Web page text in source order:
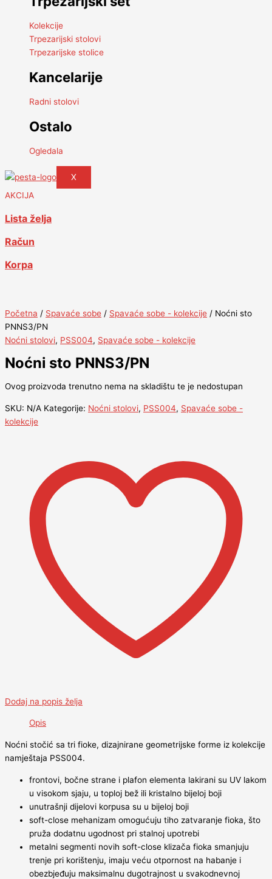
Kolekcije
Trpezarijski stolovi
Trpezarijske stolice
Kancelarije
Radni stolovi
Ostalo
Ogledala
X
AKCIJA
Lista želja
Račun
Korpa
Početna / Spavaće sobe / Spavaće sobe - kolekcije / Noćni sto
PNNS3/PN
Noćni stolovi, PSS004, Spavaće sobe - kolekcije
Noćni sto PNNS3/PN
Ovog proizvoda trenutno nema na skladištu te je nedostupan
SKU: N/A Kategorije: Noćni stolovi, PSS004, Spavaće sobe -
kolekcije
Dodaj na popis želja
Opis
Noćni stočić sa tri fioke, dizajnirane geometrijske forme iz kolekcije
namještaja PSS004.
frontovi, bočne strane i plafon elementa lakirani su UV lakom
u visokom sjaju, u toploj bež ili kristalno bijeloj boji
unutrašnji dijelovi korpusa su u bijeloj boji
soft-close mehanizam omogućuju tiho zatvaranje fioka, što
pruža dodatnu ugodnost pri stalnoj upotrebi
metalni segmenti novih soft-close klizača fioka smanjuju
trenje pri korištenju, imaju veću otpornost na habanje i
obezbjeđuju maksimalnu dugotrajnost u svakodnevnoj